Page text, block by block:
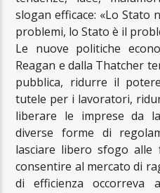
slogan efficace: «Lo Stato
problemi, lo Stato è il
Le nuove politiche
Reagan e dalla Thatcher
pubblica, ridurre il
tutele per i lavoratori,
liberare le imprese da
diverse forme di
lasciare libero sfogo
consentire al mercato di
di efficienza occorreva